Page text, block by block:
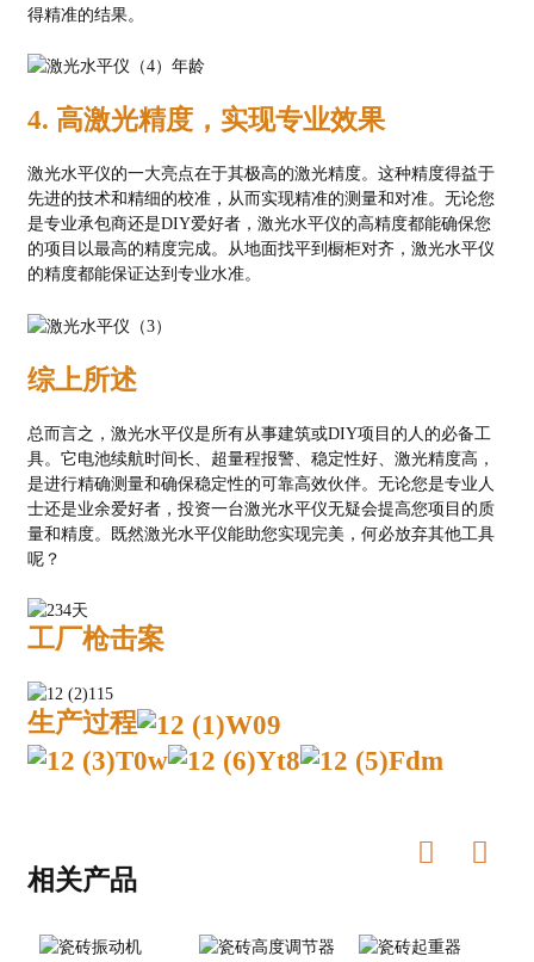
得精准的结果。
4. 高激光精度，实现专业效果
激光水平仪的一大亮点在于其极高的激光精度。这种精度得益于
先进的技术和精细的校准，从而实现精准的测量和对准。无论您
是专业承包商还是DIY爱好者，激光水平仪的高精度都能确保您
的项目以最高的精度完成。从地面找平到橱柜对齐，激光水平仪
的精度都能保证达到专业水准。
综上所述
总而言之，激光水平仪是所有从事建筑或DIY项目的人的必备工
具。它电池续航时间长、超量程报警、稳定性好、激光精度高，
是进行精确测量和确保稳定性的可靠高效伙伴。无论您是专业人
士还是业余爱好者，投资一台激光水平仪无疑会提高您项目的质
量和精度。既然激光水平仪能助您实现完美，何必放弃其他工具
呢？
工厂枪击案
生产过程
相关产品